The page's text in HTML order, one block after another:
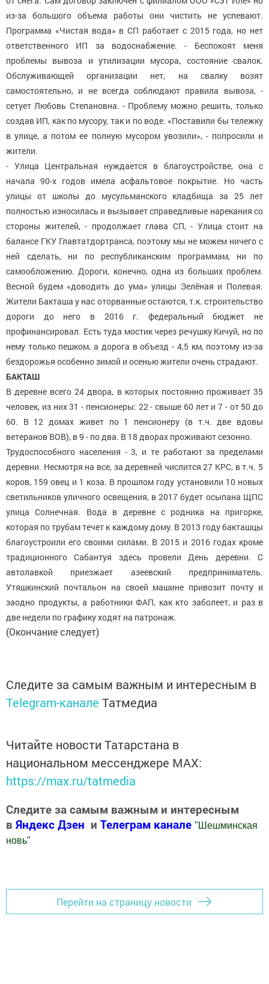
из-за большого объема работы они чистить не успевают.
Программа «Чистая вода» в СП работает с 2015 года, но нет
ответственного ИП за водоснабжение. - Беспокоят меня
проблемы вывоза и утилизации мусора, состояние свалок.
Обслуживающей организации нет, на свалку возят
самостоятельно, и не всегда соблюдают правила вывоза, -
сетует Любовь Степановна. - Проблему можно решить, только
создав ИП, как по мусору, так и по воде. «Поставили бы тележку
в улице, а потом ее полную мусором увозили», - попросили и
жители.
- Улица Центральная нуждается в благоустройстве, она с
начала 90-х годов имела асфальтовое покрытие. Но часть
улицы от школы до мусульманского кладбища за 25 лет
полностью износилась и вызывает справедливые нарекания со
стороны жителей, - продолжает глава СП, - Улица стоит на
балансе ГКУ Главтатдортранса, поэтому мы не можем ничего с
ней сделать, ни по республиканским программам, ни по
самообложению. Дороги, конечно, одна из больших проблем.
Весной будем «доводить до ума» улицы Зелёная и Полевая.
Жители Бакташа у нас оторванные остаются, т.к. строительство
дороги до него в 2016 г. федеральный бюджет не
профинансировал. Есть туда мостик через речушку Кичуй, но по
нему только пешком, а дорога в объезд - 4,5 км, поэтому из-за
бездорожья особенно зимой и осенью жители очень страдают.
БАКТАШ
В деревне всего 24 двора, в которых постоянно проживает 35
человек, из них 31 - пенсионеры: 22 - свыше 60 лет и 7 - от 50 до
60. В 12 домах живет по 1 пенсионеру (в т.ч. две вдовы
ветеранов ВОВ), в 9 - по два. В 18 дворах проживают сезонно.
Трудоспособного населения - 3, и те работают за пределами
деревни. Несмотря на все, за деревней числится 27 КРС, в т.ч. 5
коров, 159 овец и 1 коза. В прошлом году установили 10 новых
светильников уличного освещения, в 2017 будет осыпана ЩПС
улица Солнечная. Вода в деревне с родника на пригорке,
которая по трубам течет к каждому дому. В 2013 году бакташцы
благоустроили его своими силами. В 2015 и 2016 годах кроме
традиционного Сабантуя здесь провели День деревни. С
автолавкой приезжает азеевский предприниматель.
Утяшкинский почтальон на своей машине привозит почту и
заодно продукты, а работники ФАП, как кто заболеет, и раз в
две недели по графику ходят на патронаж.
(Окончание следует)
Следите за самым важным и интересным в
Telegram-канале Татмедиа
Читайте новости Татарстана в
национальном мессенджере MАХ:
https://max.ru/tatmedia
Следите за самым важным и интересным
в Яндекс Дзен и Телеграм канале "Шешминская
новь"
Перейти на страницу новости